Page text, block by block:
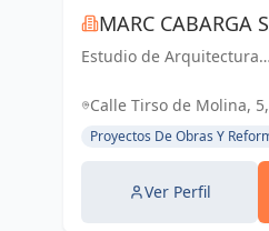
MARC CABARGA
Estudio de Arquitectura
nueva.
Calle Tirso de Molina,
Cruz de Tenerife,
Proyectos De Obras Y
Ver Perfil